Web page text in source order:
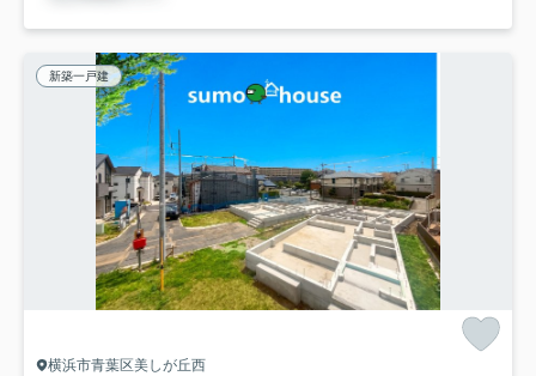
新築一戸建
横浜市青葉区美しが丘西